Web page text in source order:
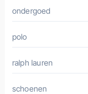
ondergoed
polo
ralph lauren
schoenen